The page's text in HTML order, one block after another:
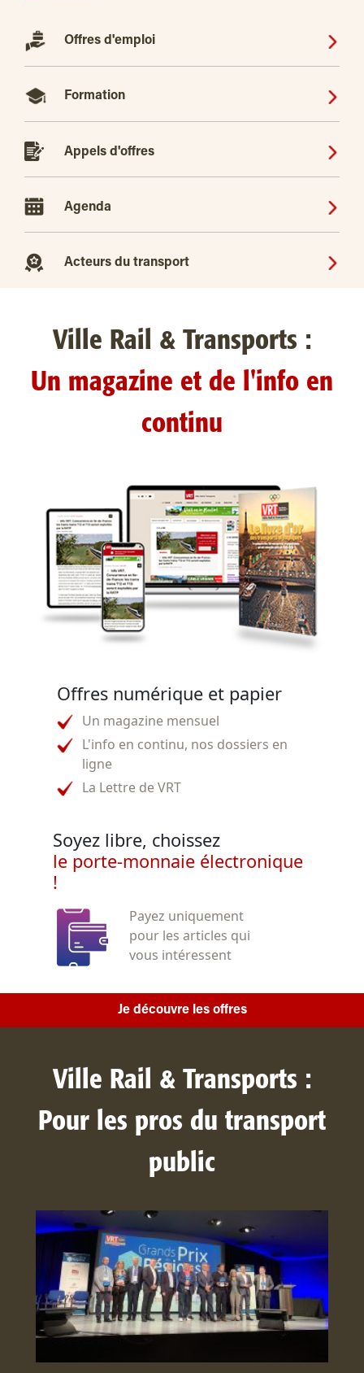
Offres d'emploi
Formation
Appels d'offres
Agenda
Acteurs du transport
Ville Rail & Transports :
Un magazine et de l'info en
continu
Offres numérique et papier
Un magazine mensuel
L'info en continu, nos dossiers en
ligne
La Lettre de VRT
Soyez libre, choissez
le porte-monnaie électronique
!
Payez uniquement
pour les articles qui
vous intéressent
Je découvre les offres
Ville Rail & Transports :
Pour les pros du transport
public